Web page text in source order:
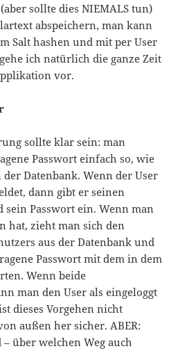
sollte dies NIEMALS tun)
abspeichern, man kann
Salt hashen und mit per User
ich natürlich die ganze Zeit
vor.
sollte klar sein: man
Passwort einfach so, wie
Datenbank. Wenn der User
dann gibt er seinen
sein Passwort ein. Wenn man
hat, zieht man sich den
aus der Datenbank und
Passwort mit dem in dem
Wenn beide
man den User als eingeloggt
dieses Vorgehen nicht
außen her sicher. ABER:
über welchen Weg auch